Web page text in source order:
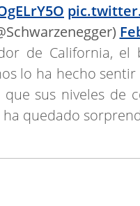
de California,
lo ha hecho
sus niveles de
quedado